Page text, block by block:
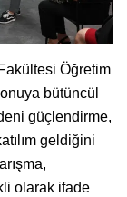
Öğretim
bütüncül
güçlendirme,
geldiğini
olarak ifade